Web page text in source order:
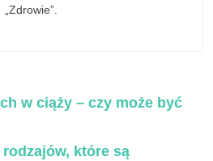
„Zdrowie”.
w ciąży – czy może być
które są